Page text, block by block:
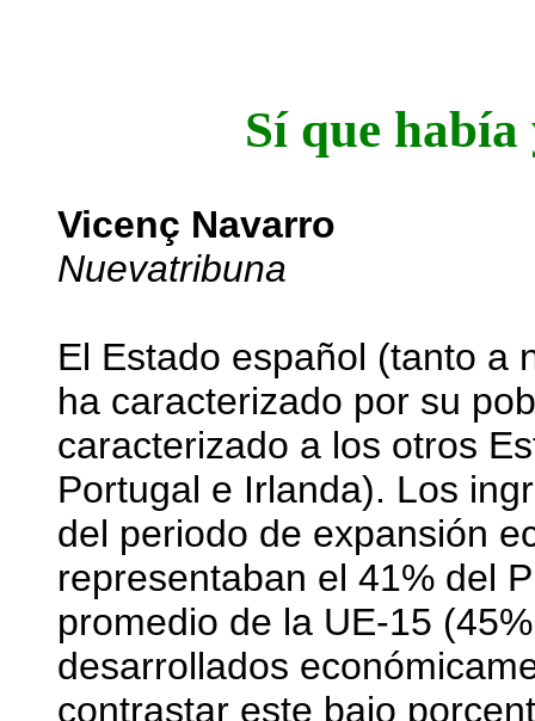
Sí que
Vicenç Navarro
Nuevatribuna
El Estado español (tanto a
ha caracterizado por su
caracterizado a los otros
Portugal e Irlanda). Los
del periodo de expansión
representaban el 41% del
promedio de la UE-15
desarrollados
contrastar este bajo